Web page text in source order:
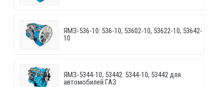
ЯМЗ-536-10: 536-10, 53602-10, 53622-10, 53642-
10
ЯМЗ-5344-10, 53442: 5344-10, 53442 для
автомобилей ГАЗ